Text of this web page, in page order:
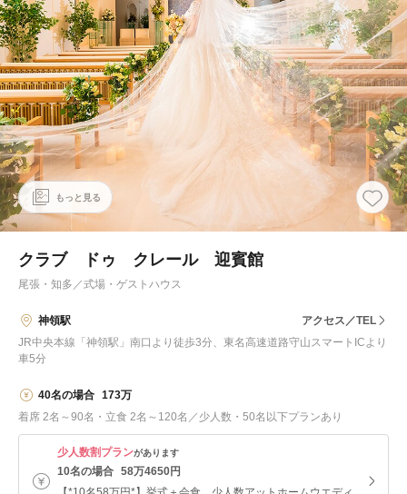
もっと見る
クラブ ドゥ クレール 迎賓館
尾張・知多 ／式場・ゲストハウス
神領駅
アクセス／TEL
JR中央本線「神領駅」南口より徒歩3分、東名高速道路守山スマートICより
車5分
40名の場合 173万
着席 2名～90名・立食 2名～120名／少人数・50名以下プランあり
少人数割プランがあります
10名の場合 58万4650円